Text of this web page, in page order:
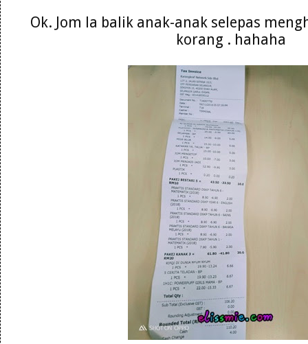
Ok. Jom la balik anak-anak selepas
korang . hahaha